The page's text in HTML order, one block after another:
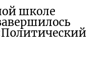
школе